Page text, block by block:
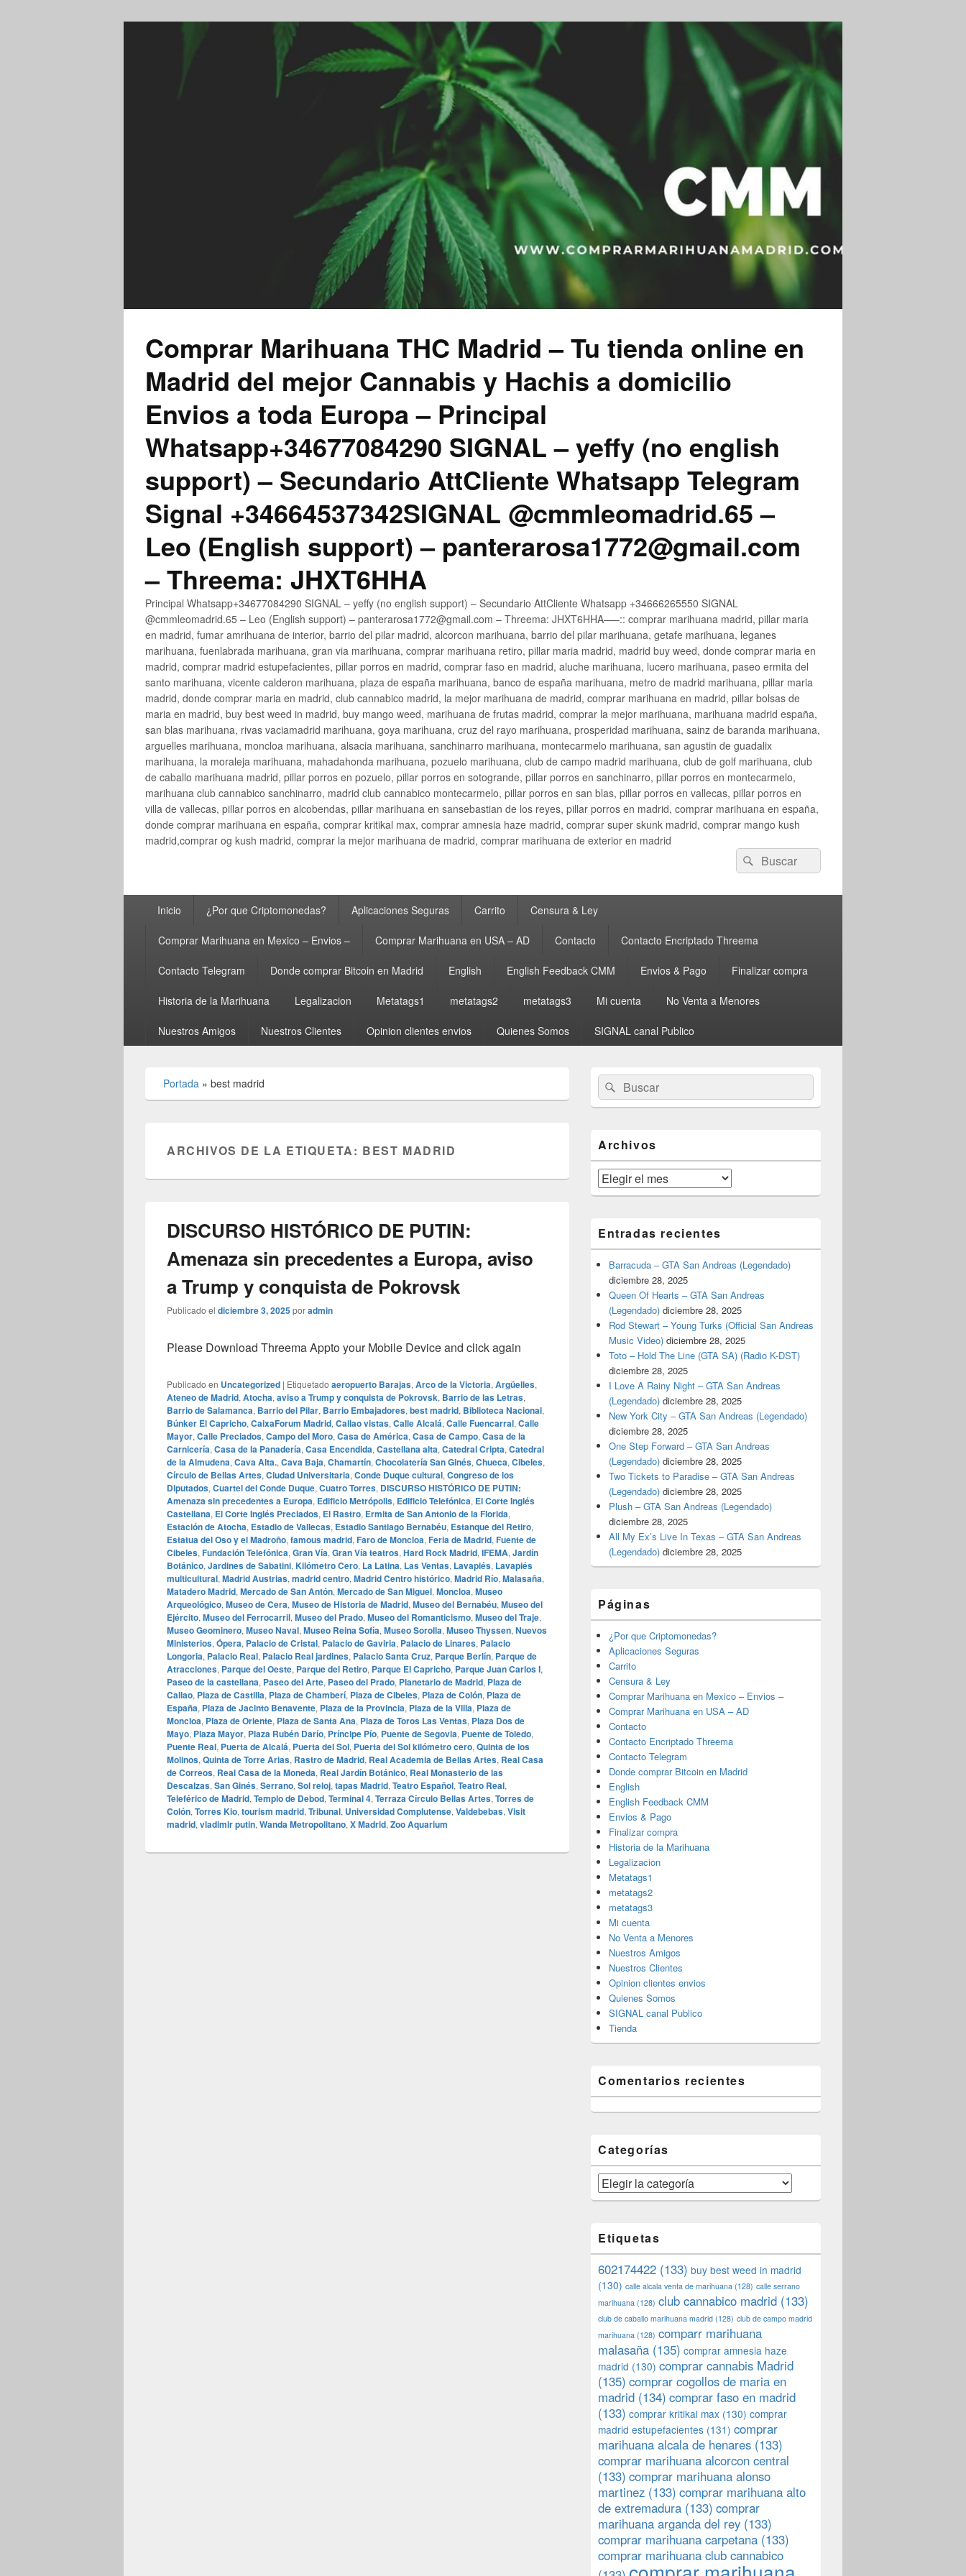
Comprar Marihuana THC Madrid – Tu tienda online en
Madrid del mejor Cannabis y Hachis a domicilio
Envios a toda Europa – Principal
Whatsapp+34677084290 SIGNAL – yeffy (no english
support) – Secundario AttCliente Whatsapp Telegram
Signal +34664537342SIGNAL @cmmleomadrid.65 –
Leo (English support) – panterarosa1772@gmail.com
– Threema: JHXT6HHA
Principal Whatsapp+34677084290 SIGNAL – yeffy (no english support) – Secundario AttCliente Whatsapp +34666265550 SIGNAL
@cmmleomadrid.65 – Leo (English support) – panterarosa1772@gmail.com – Threema: JHXT6HHA—–:: comprar marihuana madrid, pillar maria
en madrid, fumar amrihuana de interior, barrio del pilar madrid, alcorcon marihuana, barrio del pilar marihuana, getafe marihuana, leganes
marihuana, fuenlabrada marihuana, gran via marihuana, comprar marihuana retiro, pillar maria madrid, madrid buy weed, donde comprar maria en
madrid, comprar madrid estupefacientes, pillar porros en madrid, comprar faso en madrid, aluche marihuana, lucero marihuana, paseo ermita del
santo marihuana, vicente calderon marihuana, plaza de españa marihuana, banco de españa marihuana, metro de madrid marihuana, pillar maria
madrid, donde comprar maria en madrid, club cannabico madrid, la mejor marihuana de madrid, comprar marihuana en madrid, pillar bolsas de
maria en madrid, buy best weed in madrid, buy mango weed, marihuana de frutas madrid, comprar la mejor marihuana, marihuana madrid españa,
san blas marihuana, rivas vaciamadrid marihuana, goya marihuana, cruz del rayo marihuana, prosperidad marihuana, sainz de baranda marihuana,
arguelles marihuana, moncloa marihuana, alsacia marihuana, sanchinarro marihuana, montecarmelo marihuana, san agustin de guadalix
marihuana, la moraleja marihuana, mahadahonda marihuana, pozuelo marihuana, club de campo madrid marihuana, club de golf marihuana, club
de caballo marihuana madrid, pillar porros en pozuelo, pillar porros en sotogrande, pillar porros en sanchinarro, pillar porros en montecarmelo,
marihuana club cannabico sanchinarro, madrid club cannabico montecarmelo, pillar porros en san blas, pillar porros en vallecas, pillar porros en
villa de vallecas, pillar porros en alcobendas, pillar marihuana en sansebastian de los reyes, pillar porros en madrid, comprar marihuana en españa,
donde comprar marihuana en españa, comprar kritikal max, comprar amnesia haze madrid, comprar super skunk madrid, comprar mango kush
madrid,comprar og kush madrid, comprar la mejor marihuana de madrid, comprar marihuana de exterior en madrid
Buscar
por:
Buscar
principalInicio ¿Por que Criptomonedas? Aplicaciones Seguras Carrito Censura & Ley
Comprar Marihuana en Mexico – Envios – Comprar Marihuana en USA – AD Contacto Contacto Encriptado Threema
Contacto Telegram Donde comprar Bitcoin en Madrid English English Feedback CMM Envios & Pago Finalizar compra
Historia de la Marihuana Legalizacion Metatags1 metatags2 metatags3 Mi cuenta No Venta a Menores
Nuestros Amigos Nuestros Clientes Opinion clientes envios Quienes Somos SIGNAL canal Publico
Portada » best madrid
ARCHIVOS DE LA ETIQUETA: BEST MADRID
DISCURSO HISTÓRICO DE PUTIN:
Amenaza sin precedentes a Europa, aviso
a Trump y conquista de Pokrovsk
Publicado el diciembre 3, 2025poradmin
Please Download Threema Appto your Mobile Device and click again
Publicado en Uncategorized | Etiquetado aeropuerto Barajas, Arco de la Victoria, Argüelles,
Ateneo de Madrid, Atocha, aviso a Trump y conquista de Pokrovsk, Barrio de las Letras,
Barrio de Salamanca, Barrio del Pilar, Barrio Embajadores, best madrid, Biblioteca Nacional,
Búnker El Capricho, CaixaForum Madrid, Callao vistas, Calle Alcalá, Calle Fuencarral, Calle
Mayor, Calle Preciados, Campo del Moro, Casa de América, Casa de Campo, Casa de la
Carnicería, Casa de la Panadería, Casa Encendida, Castellana alta, Catedral Cripta, Catedral
de la Almudena, Cava Alta., Cava Baja, Chamartín, Chocolatería San Ginés, Chueca, Cibeles,
Círculo de Bellas Artes, Ciudad Universitaria, Conde Duque cultural, Congreso de los
Diputados, Cuartel del Conde Duque, Cuatro Torres, DISCURSO HISTÓRICO DE PUTIN:
Amenaza sin precedentes a Europa, Edificio Metrópolis, Edificio Telefónica, El Corte Inglés
Castellana, El Corte Inglés Preciados, El Rastro, Ermita de San Antonio de la Florida,
Estación de Atocha, Estadio de Vallecas, Estadio Santiago Bernabéu, Estanque del Retiro,
Estatua del Oso y el Madroño, famous madrid, Faro de Moncloa, Feria de Madrid, Fuente de
Cibeles, Fundación Telefónica, Gran Vía, Gran Vía teatros, Hard Rock Madrid, IFEMA, Jardín
Botánico, Jardines de Sabatini, Kilómetro Cero, La Latina, Las Ventas, Lavapiés, Lavapiés
multicultural, Madrid Austrias, madrid centro, Madrid Centro histórico, Madrid Río, Malasaña,
Matadero Madrid, Mercado de San Antón, Mercado de San Miguel, Moncloa, Museo
Arqueológico, Museo de Cera, Museo de Historia de Madrid, Museo del Bernabéu, Museo del
Ejército, Museo del Ferrocarril, Museo del Prado, Museo del Romanticismo, Museo del Traje,
Museo Geominero, Museo Naval, Museo Reina Sofía, Museo Sorolla, Museo Thyssen, Nuevos
Ministerios, Ópera, Palacio de Cristal, Palacio de Gaviria, Palacio de Linares, Palacio
Longoria, Palacio Real, Palacio Real jardines, Palacio Santa Cruz, Parque Berlín, Parque de
Atracciones, Parque del Oeste, Parque del Retiro, Parque El Capricho, Parque Juan Carlos I,
Paseo de la castellana, Paseo del Arte, Paseo del Prado, Planetario de Madrid, Plaza de
Callao, Plaza de Castilla, Plaza de Chamberí, Plaza de Cibeles, Plaza de Colón, Plaza de
España, Plaza de Jacinto Benavente, Plaza de la Provincia, Plaza de la Villa, Plaza de
Moncloa, Plaza de Oriente, Plaza de Santa Ana, Plaza de Toros Las Ventas, Plaza Dos de
Mayo, Plaza Mayor, Plaza Rubén Darío, Príncipe Pío, Puente de Segovia, Puente de Toledo,
Puente Real, Puerta de Alcalá, Puerta del Sol, Puerta del Sol kilómetro cero, Quinta de los
Molinos, Quinta de Torre Arias, Rastro de Madrid, Real Academia de Bellas Artes, Real Casa
de Correos, Real Casa de la Moneda, Real Jardín Botánico, Real Monasterio de las
Descalzas, San Ginés, Serrano, Sol reloj, tapas Madrid, Teatro Español, Teatro Real,
Teleférico de Madrid, Templo de Debod, Terminal 4, Terraza Círculo Bellas Artes, Torres de
Colón, Torres Kio, tourism madrid, Tribunal, Universidad Complutense, Valdebebas, Visit
madrid, vladimir putin, Wanda Metropolitano, X Madrid, Zoo Aquarium
área
de
widget
lateral
primaria
Buscar
por:
Buscar
Archivos
Archivos
Entradas recientes
Barracuda – GTA San Andreas (Legendado)
diciembre 28, 2025
Queen Of Hearts – GTA San Andreas
(Legendado) diciembre 28, 2025
Rod Stewart – Young Turks (Official San Andreas
Music Video) diciembre 28, 2025
Toto – Hold The Line (GTA SA) (Radio K-DST)
diciembre 28, 2025
I Love A Rainy Night – GTA San Andreas
(Legendado) diciembre 28, 2025
New York City – GTA San Andreas (Legendado)
diciembre 28, 2025
One Step Forward – GTA San Andreas
(Legendado) diciembre 28, 2025
Two Tickets to Paradise – GTA San Andreas
(Legendado) diciembre 28, 2025
Plush – GTA San Andreas (Legendado)
diciembre 28, 2025
All My Ex’s Live In Texas – GTA San Andreas
(Legendado) diciembre 28, 2025
Páginas
¿Por que Criptomonedas?
Aplicaciones Seguras
Carrito
Censura & Ley
Comprar Marihuana en Mexico – Envios –
Comprar Marihuana en USA – AD
Contacto
Contacto Encriptado Threema
Contacto Telegram
Donde comprar Bitcoin en Madrid
English
English Feedback CMM
Envios & Pago
Finalizar compra
Historia de la Marihuana
Legalizacion
Metatags1
metatags2
metatags3
Mi cuenta
No Venta a Menores
Nuestros Amigos
Nuestros Clientes
Opinion clientes envios
Quienes Somos
SIGNAL canal Publico
Tienda
Comentarios recientes
Categorías
Categorías
Etiquetas
602174422 (133) buy best weed in madrid
(130) calle alcala venta de marihuana (128) calle serrano
marihuana (128) club cannabico madrid (133)
club de caballo marihuana madrid (128) club de campo madrid
marihuana (128) comparr marihuana
malasaña (135) comprar amnesia haze
madrid (130) comprar cannabis Madrid
(135) comprar cogollos de maria en
madrid (134) comprar faso en madrid
(133) comprar kritikal max (130) comprar
madrid estupefacientes (131) comprar
marihuana alcala de henares (133)
comprar marihuana alcorcon central
(133) comprar marihuana alonso
martinez (133) comprar marihuana alto
de extremadura (133) comprar
marihuana arganda del rey (133)
comprar marihuana carpetana (133)
comprar marihuana club cannabico